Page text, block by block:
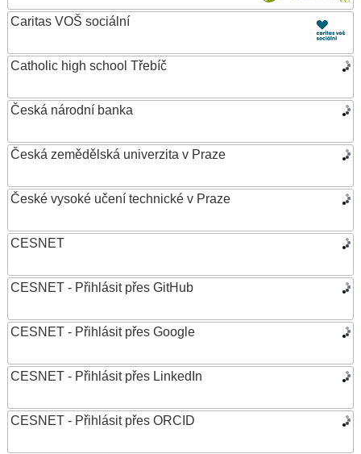
Caritas VOŠ sociální
Catholic high school Třebíč
Česká národní banka
Česká zemědělská univerzita v Praze
České vysoké učení technické v Praze
CESNET
CESNET - Přihlásit přes GitHub
CESNET - Přihlásit přes Google
CESNET - Přihlásit přes LinkedIn
CESNET - Přihlásit přes ORCID